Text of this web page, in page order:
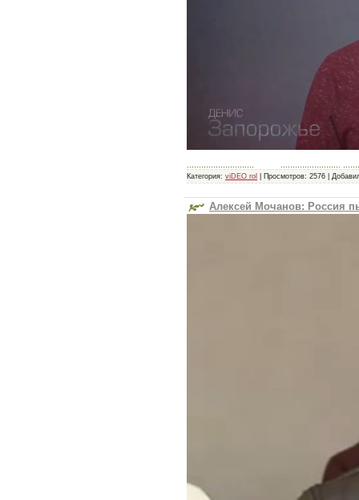
Категория: viDEO rol Просмотров: 2576
Алексей Мочанов: Россия